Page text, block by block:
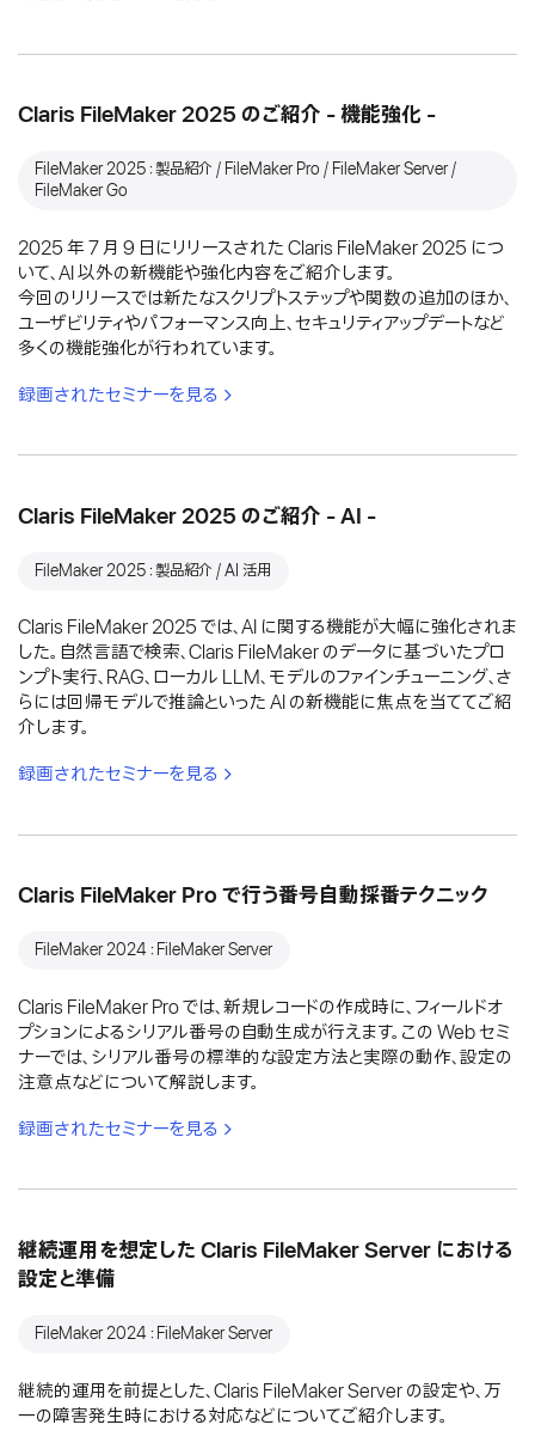
Claris FileMaker 2025 のご紹介 - 機能強化 -
FileMaker 2025：製品紹介 / FileMaker Pro / FileMaker Server /
FileMaker Go
2025 年 7 月 9 日にリリースされた Claris FileMaker 2025 につ
いて、AI 以外の新機能や強化内容をご紹介します。
今回のリリースでは新たなスクリプトステップや関数の追加のほか、
ユーザビリティやパフォーマンス向上、セキュリティアップデートなど
多くの機能強化が行われています。
録画されたセミナーを見る
Claris FileMaker 2025 のご紹介 - AI -
FileMaker 2025：製品紹介 / AI 活用
Claris FileMaker 2025 では、AI に関する機能が大幅に強化されま
した。自然言語で検索、Claris FileMaker のデータに基づいたプロ
ンプト実行、RAG、ローカル LLM、モデルのファインチューニング、さ
らには回帰モデルで推論といった AI の新機能に焦点を当ててご紹
介します。
録画されたセミナーを見る
Claris FileMaker Pro で行う番号自動採番テクニック
FileMaker 2024：FileMaker Server
Claris FileMaker Pro では、新規レコードの作成時に、フィールドオ
プションによるシリアル番号の自動生成が行えます。この Web セミ
ナーでは、シリアル番号の標準的な設定方法と実際の動作、設定の
注意点などについて解説します。
録画されたセミナーを見る
継続運用を想定した Claris FileMaker Server における
設定と準備
FileMaker 2024：FileMaker Server
継続的運用を前提とした、Claris FileMaker Server の設定や、万
一の障害発生時における対応などについてご紹介します。